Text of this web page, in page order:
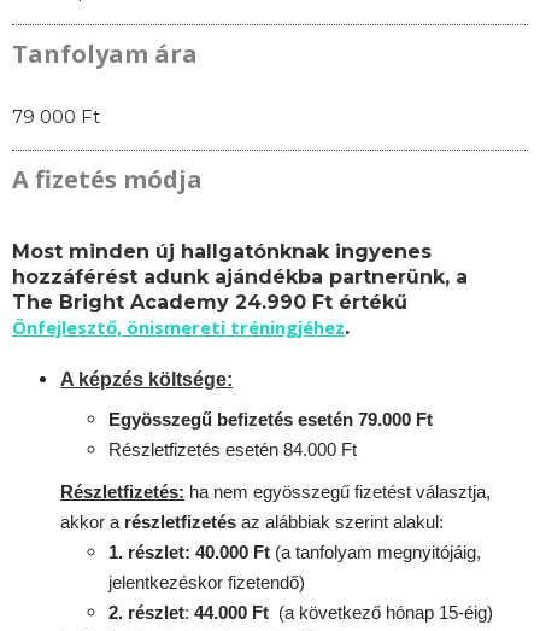
Tanfolyam ára
79 000 Ft
A fizetés módja
Most minden új hallgatónknak ingyenes
hozzáférést adunk ajándékba partnerünk, a
The Bright Academy 24.990 Ft értékű
Önfejlesztő, önismereti tréningjéhez.
A képzés költsége:
Egyösszegű befizetés esetén 79.000 Ft
Részletfizetés esetén 84.000 Ft
Részletfizetés: ha nem egyösszegű fizetést választja,
akkor a részletfizetés az alábbiak szerint alakul:
1. részlet: 40.000 Ft (a tanfolyam megnyitójáig,
jelentkezéskor fizetendő)
2. részlet: 44.000 Ft (a következő hónap 15-éig)